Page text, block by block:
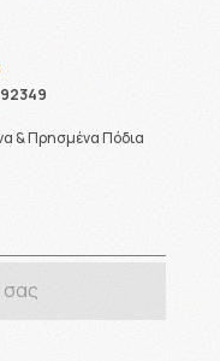
92349
& Πρησμένα Πόδια
σας